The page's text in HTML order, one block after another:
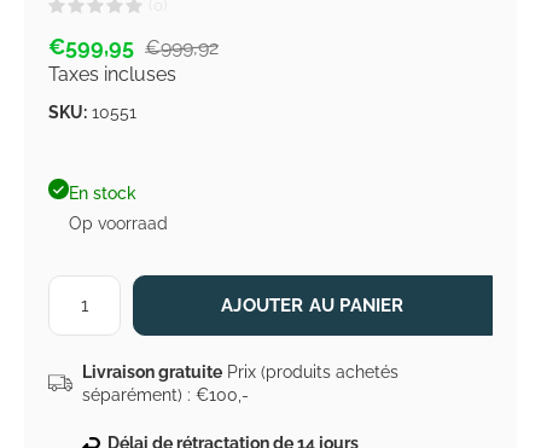
€599,95 €999,92
Taxes incluses
SKU: 10551
En stock
Op voorraad
AJOUTER AU PANIER
Livraison gratuite Prix (produits achetés
séparément) : €100,-
Délai de rétractation de 14 jours